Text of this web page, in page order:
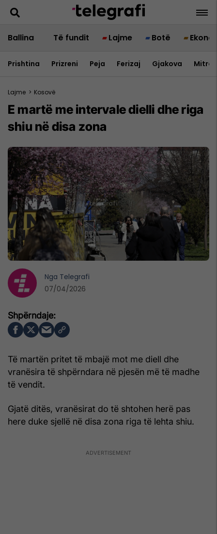
Ballina Të fundit Lajme Botë
Prishtina Prizreni Peja Ferizaj Gjakova
Lajme > Kosovë
E martë me intervale dielli dhe riga
shiu në disa zona
Të martën pritet të mbajë mot me diell dhe
vranësira të shpërndara në pjesën më të madhe
të vendit.
Gjatë ditës, vranësirat do të shtohen herë pas
here duke sjellë në disa zona riga të lehta shiu.
Nga Telegrafi
07/04/2026